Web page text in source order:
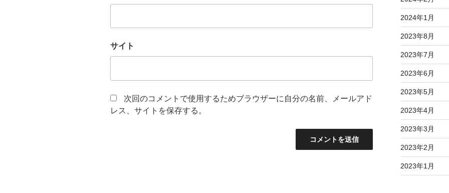
サイト
次回のコメントで使用するためブラウザーに自分の名前、メールアド
レス、サイトを保存する。
2024年1月
2023年8月
2023年7月
2023年6月
2023年5月
2023年4月
2023年3月
2023年2月
2023年1月